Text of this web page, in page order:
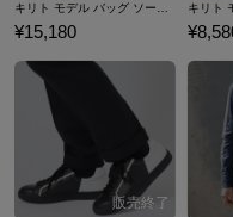
¥15,180